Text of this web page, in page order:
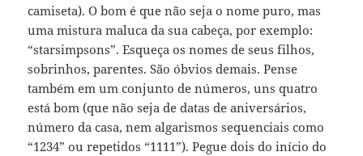
camiseta). O bom é que não seja o nome puro, mas
uma mistura maluca da sua cabeça, por exemplo:
“starsimpsons”. Esqueça os nomes de seus filhos,
sobrinhos, parentes. São óbvios demais. Pense
também em um conjunto de números, uns quatro
está bom (que não seja de datas de aniversários,
número da casa, nem algarismos sequenciais como
“1234” ou repetidos “1111”). Pegue dois do início do